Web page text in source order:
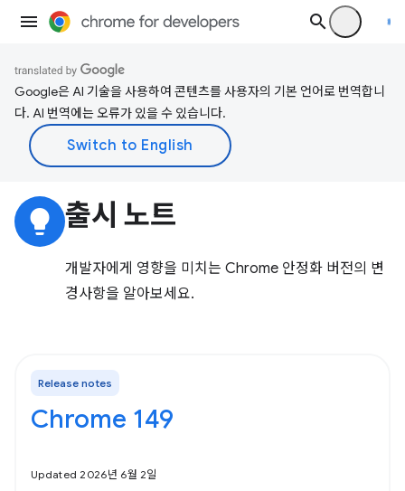
Google은 AI 기술을 사용하여 콘텐츠를 사용자의 기본 언어로 번역합니
다. AI 번역에는 오류가 있을 수 있습니다.
lightbulb 출시 노트
개발자에게 영향을 미치는 Chrome 안정화 버전의 변
경사항을 알아보세요.
Release notes
Chrome 149
Updated 2026년 6월 2일